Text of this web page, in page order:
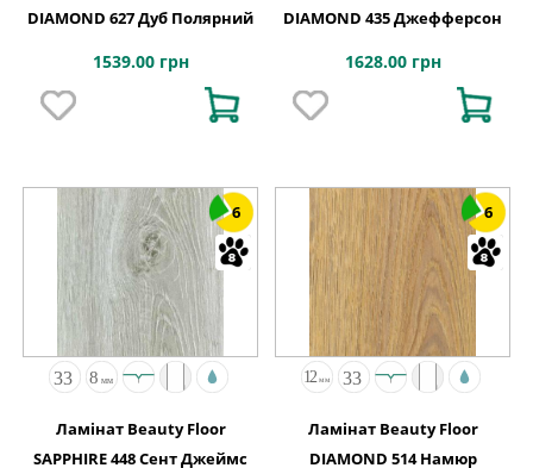
DIAMOND 627 Дуб Полярний
1539.00 грн
DIAMOND 435 Джефферсон
1628.00 грн
6
Ламінат Beauty Floor
SAPPHIRE 448 Сент Джеймс
6
Ламінат Beauty Floor
DIAMOND 514 Намюр